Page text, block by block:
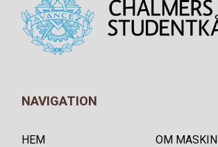
NAVIGATION
HEM
OM MASKIN